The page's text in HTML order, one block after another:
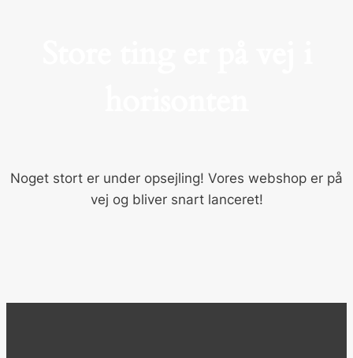
Noget stort er under opsejling! Vores webshop er på
vej og bliver snart lanceret!